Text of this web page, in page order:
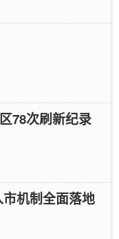
78次刷新纪录
机制全面落地